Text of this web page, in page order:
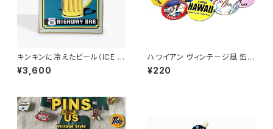
キンキンに冷えたビール（ICE C
OLD BEER HIGHWAY BAR）
ビンテージ加工 アメリカンブリ
¥3,600
ハワイアン ヴィンテージ風 缶バ
ッジ
¥220